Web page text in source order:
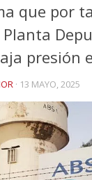
que por
presión
· 13 MAYO, 2025